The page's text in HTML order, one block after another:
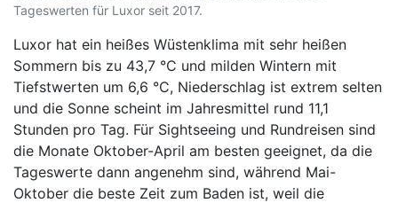
Tageswerten für Luxor seit 2017.
Luxor hat ein heißes Wüstenklima mit sehr heißen
Sommern bis zu 43,7 °C und milden Wintern mit
Tiefstwerten um 6,6 °C, Niederschlag ist extrem selten
und die Sonne scheint im Jahresmittel rund 11,1
Stunden pro Tag. Für Sightseeing und Rundreisen sind
die Monate Oktober-April am besten geeignet, da die
Tageswerte dann angenehm sind, während Mai-
Oktober die beste Zeit zum Baden ist, weil die